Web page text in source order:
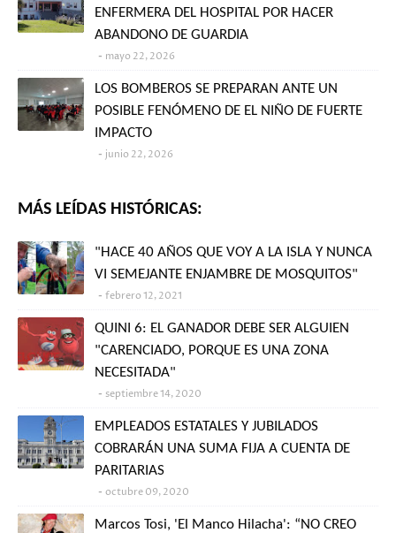
ENFERMERA DEL HOSPITAL POR HACER
ABANDONO DE GUARDIA
mayo 22, 2026
LOS BOMBEROS SE PREPARAN ANTE UN
POSIBLE FENÓMENO DE EL NIÑO DE FUERTE
IMPACTO
junio 22, 2026
MÁS LEÍDAS HISTÓRICAS:
"HACE 40 AÑOS QUE VOY A LA ISLA Y NUNCA
VI SEMEJANTE ENJAMBRE DE MOSQUITOS"
febrero 12, 2021
QUINI 6: EL GANADOR DEBE SER ALGUIEN
"CARENCIADO, PORQUE ES UNA ZONA
NECESITADA"
septiembre 14, 2020
EMPLEADOS ESTATALES Y JUBILADOS
COBRARÁN UNA SUMA FIJA A CUENTA DE
PARITARIAS
octubre 09, 2020
Marcos Tosi, 'El Manco Hilacha': “NO CREO